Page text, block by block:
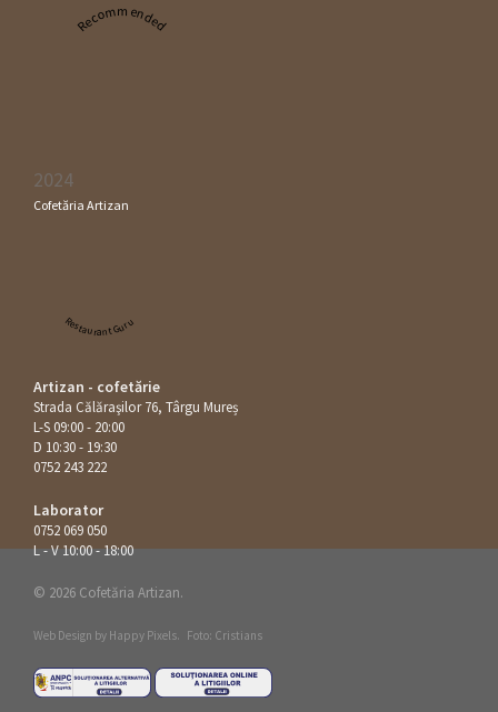
Recommended
2024
Cofetăria Artizan
Restaurant Guru
Artizan - cofetărie
Strada Călăraşilor 76, Târgu Mureș
L-S 09:00 - 20:00
D 10:30 - 19:30
0752 243 222
Laborator
0752 069 050
L - V 10:00 - 18:00
© 2026 Cofetăria Artizan.
Web Design by Happy Pixels. Foto: Cristians